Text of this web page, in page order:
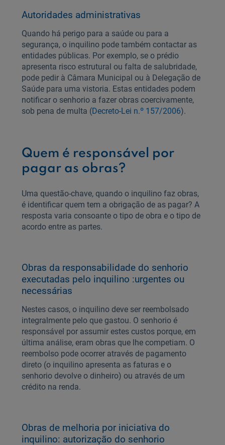
Autoridades administrativas
Quando há perigo para a saúde ou para a
segurança, o inquilino pode também contactar as
entidades públicas. Por exemplo, se o prédio
apresenta risco estrutural ou falta de salubridade,
pode pedir à Câmara Municipal ou à Delegação de
Saúde para uma vistoria. Estas entidades podem
notificar o senhorio a fazer obras coercivamente,
sob pena de multa (Decreto-Lei n.º 157/2006).
Quem é responsável por
pagar as obras?
Uma questão-chave, quando o inquilino faz obras,
é identificar quem tem a obrigação de as pagar? A
resposta varia consoante o tipo de obra e o tipo de
acordo entre as partes.
Obras da responsabilidade do senhorio
executadas pelo inquilino :urgentes ou
necessárias
Nestes casos, o inquilino deve ser reembolsado
integralmente pelo que gastou. O senhorio é
responsável por assumir estes custos porque, em
última análise, eram obras que lhe competiam. O
reembolso pode ocorrer através de pagamento
direto (o inquilino apresenta as faturas e o
senhorio devolve o dinheiro) ou através de um
crédito na renda.
Obras de melhoria por iniciativa do
inquilino: autorização do senhorio